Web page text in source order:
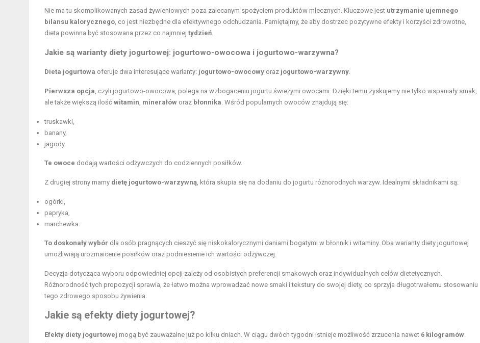
Nie ma tu skomplikowanych zasad żywieniowych poza zalecanym spożyciem produktów mlecznych. Kluczowe jest utrzymanie ujemnego
bilansu kalorycznego, co jest niezbędne dla efektywnego odchudzania. Pamiętajmy, że aby dostrzec pozytywne efekty i korzyści zdrowotne,
dieta powinna być stosowana przez co najmniej tydzień.
Jakie są warianty diety jogurtowej: jogurtowo-owocowa i jogurtowo-warzywna?
Dieta jogurtowa oferuje dwa interesujące warianty: jogurtowo-owocowy oraz jogurtowo-warzywny.
Pierwsza opcja, czyli jogurtowo-owocowa, polega na wzbogaceniu jogurtu świeżymi owocami. Dzięki temu zyskujemy nie tylko wspaniały smak,
ale także większą ilość witamin, minerałów oraz błonnika. Wśród popularnych owoców znajdują się:
truskawki,
banany,
jagody.
Te owoce dodają wartości odżywczych do codziennych posiłków.
Z drugiej strony mamy dietę jogurtowo-warzywną, która skupia się na dodaniu do jogurtu różnorodnych warzyw. Idealnymi składnikami są:
ogórki,
papryka,
marchewka.
To doskonały wybór dla osób pragnących cieszyć się niskokalorycznymi daniami bogatymi w błonnik i witaminy. Oba warianty diety jogurtowej
umożliwiają urozmaicenie posiłków oraz podniesienie ich wartości odżywczej.
Decyzja dotycząca wyboru odpowiedniej opcji zależy od osobistych preferencji smakowych oraz indywidualnych celów dietetycznych.
Różnorodność tych propozycji sprawia, że łatwo można wprowadzać nowe smaki i tekstury do swojej diety, co sprzyja długotrwałemu stosowaniu
tego zdrowego sposobu żywienia.
Jakie są efekty diety jogurtowej?
Efekty diety jogurtowej mogą być zauważalne już po kilku dniach. W ciągu dwóch tygodni istnieje możliwość zrzucenia nawet 6 kilogramów.